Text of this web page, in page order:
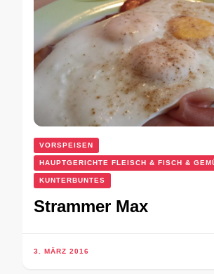
VORSPEISEN
HAUPTGERICHTE FLEISCH & FISCH &
KUNTERBUNTES
Strammer Max
3. MÄRZ 2016